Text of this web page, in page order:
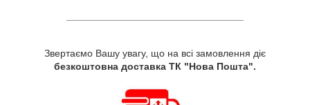
Звертаємо Вашу увагу, що на всі замовлення діє
безкоштовна доставка ТК "Нова Пошта".